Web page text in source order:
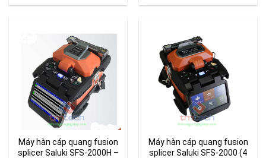
Máy hàn cáp quang fusion
splicer Saluki SFS-2000H –
Máy hàn cáp quang fusion
splicer Saluki SFS-2000 (4